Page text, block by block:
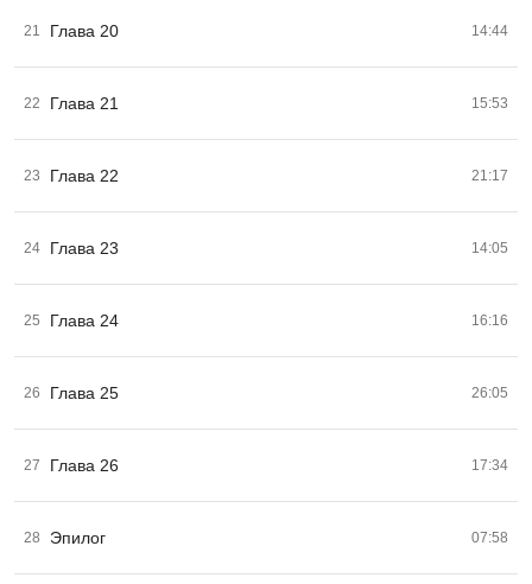
21 Глава 20 14:44
22 Глава 21 15:53
23 Глава 22 21:17
24 Глава 23 14:05
25 Глава 24 16:16
26 Глава 25 26:05
27 Глава 26 17:34
28 Эпилог 07:58